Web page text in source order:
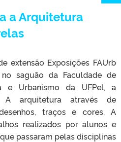
a Arquitetura
extensão Exposições FAUrb
no saguão da Faculdade de
e Urbanismo da UFPel, a
A arquitetura através de
traços e cores. A
realizados por alunos e
passaram pelas disciplinas